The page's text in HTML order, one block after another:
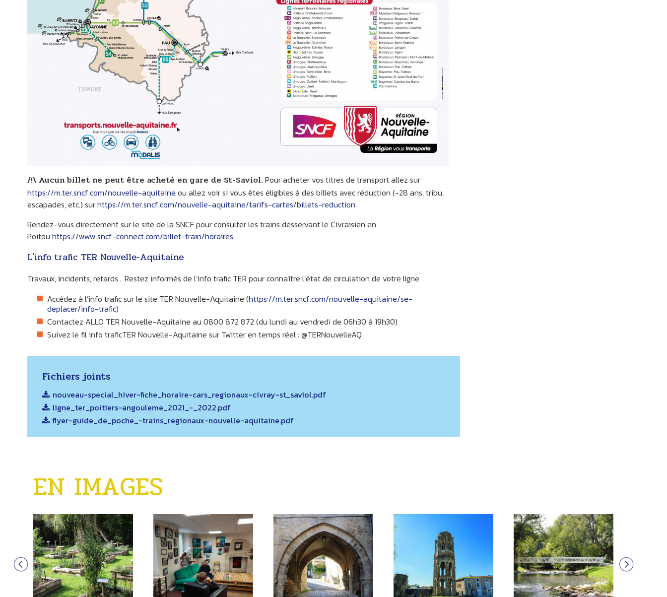
/!\ Aucun billet ne peut être acheté en gare de St-Saviol. Pour acheter vos titres de transport allez sur
https://m.ter.sncf.com/nouvelle-aquitaine ou allez voir si vous êtes éligibles à des billets avec réduction (-28 ans, tribu,
escapades, etc.) surhttps://m.ter.sncf.com/nouvelle-aquitaine/tarifs-cartes/billets-reduction
Rendez-vous directement sur le site de la SNCF pour consulter les trains desservant le Civraisien en
Poitou https://www.sncf-connect.com/billet-train/horaires
L'info trafic TER Nouvelle-Aquitaine
Travaux, incidents, retards… Restez informés de l’info trafic TER pour connaître l’état de circulation de votre ligne.
Accédez à l’info trafic sur le site TER Nouvelle-Aquitaine (https://m.ter.sncf.com/nouvelle-aquitaine/se-
deplacer/info-trafic)
Contactez ALLO TER Nouvelle-Aquitaine au 0800 872 872 (du lundi au vendredi de 06h30 à 19h30)
Suivez le fil info traficTER Nouvelle-Aquitaine sur Twitter en temps réel : @TERNouvelleAQ
Fichiers joints
nouveau-special_hiver-fiche_horaire-cars_regionaux-civray-st_saviol.pdf
ligne_ter_poitiers-angouleme_2021_-_2022.pdf
flyer-guide_de_poche_-trains_regionaux-nouvelle-aquitaine.pdf
EN IMAGES